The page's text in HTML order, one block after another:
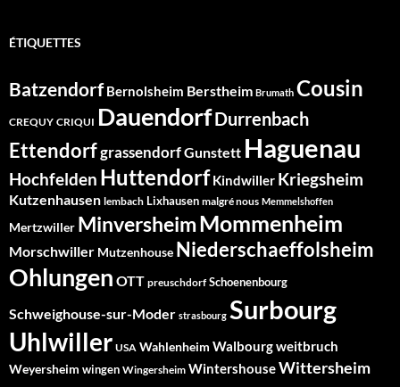
ÉTIQUETTES
Batzendorf Bernolsheim Berstheim Brumath Cousin
CREQUY CRIQUI DauendorfDurrenbach
EttendorfgrassendorfGunstett Haguenau
Hochfelden Huttendorf Kindwiller Kriegsheim
Kutzenhausen lembach Lixhausen malgré nous Memmelshoffen
Mertzwiller MinversheimMommenheim
Morschwiller Mutzenhouse Niederschaeffolsheim
Ohlungen OTT preuschdorf Schoenenbourg
Schweighouse-sur-Moder strasbourg Surbourg
Uhlwiller USA Wahlenheim Walbourgweitbruch
Weyersheim wingen Wingersheim WintershouseWittersheim